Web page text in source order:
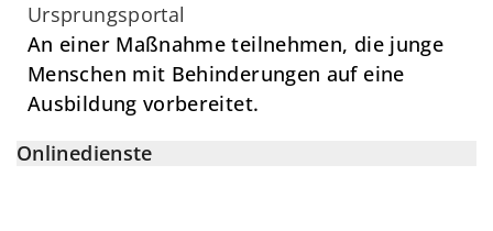
Ursprungsportal
An einer Maßnahme teilnehmen, die junge
Menschen mit Behinderungen auf eine
Ausbildung vorbereitet.
Onlinedienste